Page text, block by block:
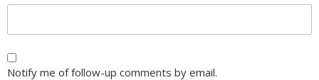
Notify me of follow-up comments by email.